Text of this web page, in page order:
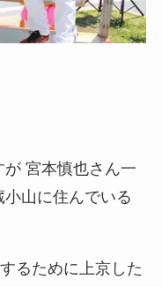
宮本慎也さん一
山に住んでいる
るために上京した